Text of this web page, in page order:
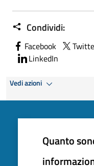
Condividi:
Facebook
LinkedIn
Vedi azioni
Quanto